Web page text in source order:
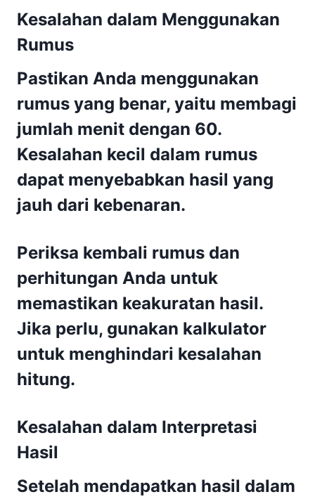
Kesalahan dalam Menggunakan
Rumus
Pastikan Anda menggunakan
rumus yang benar, yaitu membagi
jumlah menit dengan 60.
Kesalahan kecil dalam rumus
dapat menyebabkan hasil yang
jauh dari kebenaran.
Periksa kembali rumus dan
perhitungan Anda untuk
memastikan keakuratan hasil.
Jika perlu, gunakan kalkulator
untuk menghindari kesalahan
hitung.
Kesalahan dalam Interpretasi
Hasil
Setelah mendapatkan hasil dalam